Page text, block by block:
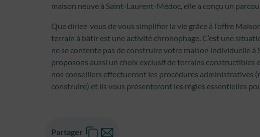
maison neuve à Saint-Laurent-Médoc, elle a conçu un
Que diriez-vous de vous simplifier la vie grâce à l’offre
terrain à bâtir est une activité chronophage. C’est une
ne se contente pas de construire votre maison individuelle
proposons aussi un choix exclusif de terrains constructibles
nos conseillers effectueront les procédures administratives
construire) et ils vous présenteront les règles essentielles
Partager